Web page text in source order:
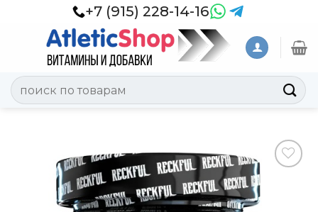
+7 (915) 228-14-16
Искать:
Добавить